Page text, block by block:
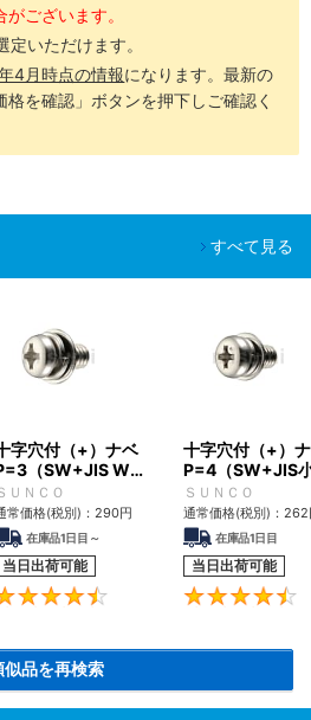
ございます。
定いただけます。
4月時点の情報になります。最新の
を確認」ボタンを押下しご確認く
すべて見る
4.7
字穴付（+）ナベ
（SW+JIS W組
） 小ねじ
ＵＮＣＯ
常価格(税別)： 290円
在庫品1日目～
当日出荷可能
4.5
十字穴付（+）
P=4（SW+JIS
W組込） 小ねじ
ＳＵＮＣＯ
通常価格(税別)： 262
在庫品1日目
当日出荷可能
似品を再検索